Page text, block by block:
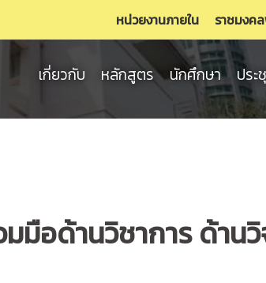
หน่วยงานภายใน ราชมงค
เกี่ยวกับ หลักสูตร นักศึกษา ประ
มือด้านวิชาการ ด้า